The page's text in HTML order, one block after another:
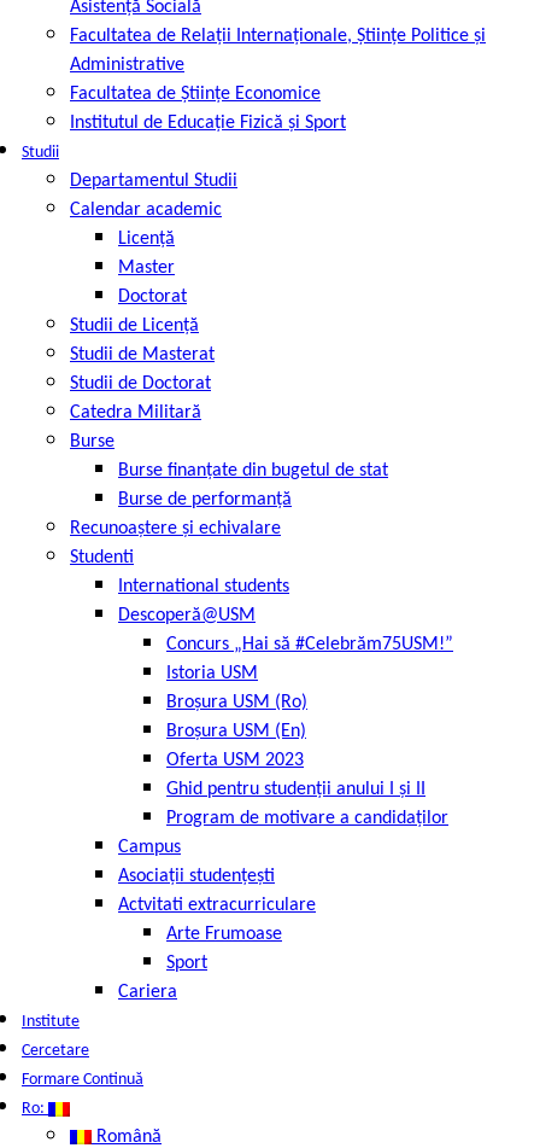
Asistență Socială
Facultatea de Relaţii Internaţionale, Ştiinţe Politice şi
Administrative
Facultatea de Ştiinţe Economice
Institutul de Educație Fizică și Sport
Studii
Departamentul Studii
Calendar academic
Licență
Master
Doctorat
Studii de Licență
Studii de Masterat
Studii de Doctorat
Catedra Militară
Burse
Burse finanțate din bugetul de stat
Burse de performanță
Recunoaștere și echivalare
Studenti
International students
Descoperă@USM
Concurs „Hai să #Celebrăm75USM!”
Istoria USM
Broșura USM (Ro)
Broșura USM (En)
Oferta USM 2023
Ghid pentru studenții anului I și II
Program de motivare a candidaților
Campus
Asociații studențești
Actvitati extracurriculare
Arte Frumoase
Sport
Cariera
Institute
Cercetare
Formare Continuă
Ro:
Română